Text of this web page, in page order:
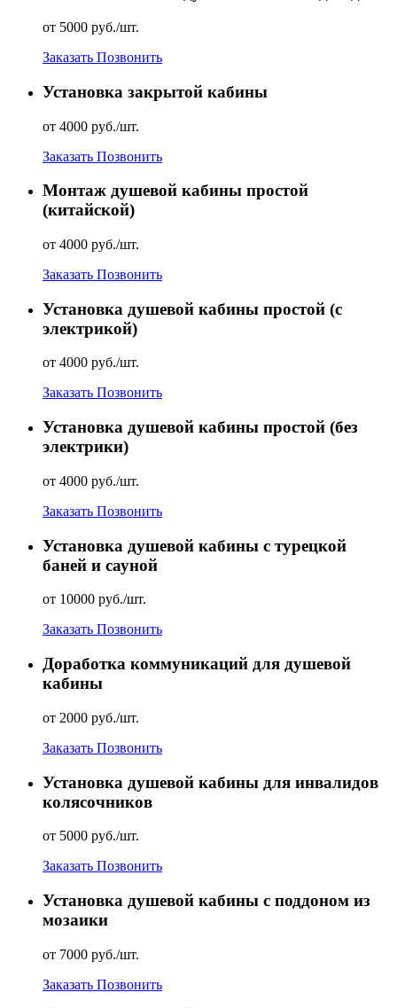
от 5000 руб./шт.
Заказать Позвонить
Установка закрытой кабины
от 4000 руб./шт.
Заказать Позвонить
Монтаж душевой кабины простой
(китайской)
от 4000 руб./шт.
Заказать Позвонить
Установка душевой кабины простой (с
электрикой)
от 4000 руб./шт.
Заказать Позвонить
Установка душевой кабины простой (без
электрики)
от 4000 руб./шт.
Заказать Позвонить
Установка душевой кабины с турецкой
баней и сауной
от 10000 руб./шт.
Заказать Позвонить
Доработка коммуникаций для душевой
кабины
от 2000 руб./шт.
Заказать Позвонить
Установка душевой кабины для инвалидов
колясочников
от 5000 руб./шт.
Заказать Позвонить
Установка душевой кабины с поддоном из
мозаики
от 7000 руб./шт.
Заказать Позвонить